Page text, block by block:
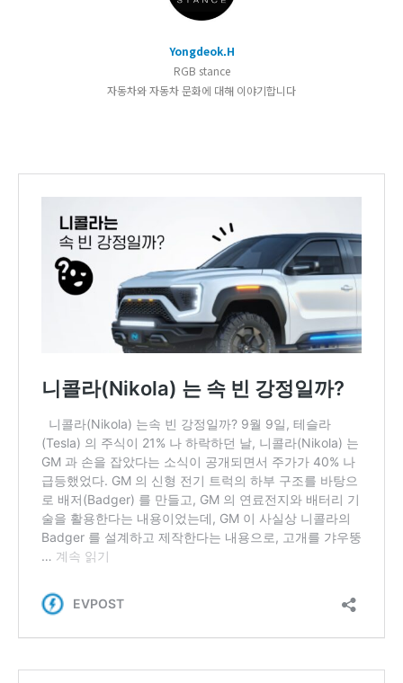
Yongdeok.H
RGB stance
자동차와 자동차 문화에 대해 이야기합니다